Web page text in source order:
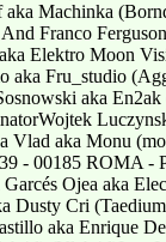
Machinka
Franco
Elektro Moon
Fru_studio
aka
Vlad aka Monu
- 00185 ROMA -
Ojea aka
Dusty Cri
aka Enrique